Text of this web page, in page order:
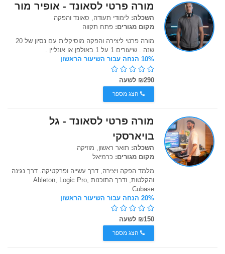
מורה פרטי לסאונד - אופיר מור
השכלה: לימודי תעודה, סאונד והפקה
מקום מגורים: פתח תקווה
מורה פרטי ליצירה והפקה מוסיקלית עם נסיון של 20
שנה . שיעורים 1 על 1 באולפן או אונליין .
10% הנחה עבור השיעור הראשון
₪290 לשעה
הצג מספר
מורה פרטי לסאונד - גל
בויארסקי
השכלה: תואר ראשון, מוזיקה
מקום מגורים: כרמיאל
מלמד הפקה ויצירה, דרך עשייה ופרקטיקה. דרך נגינה
והקלטות, ודרך התוכנות Ableton, Logic Pro,
Cubase.
20% הנחה עבור השיעור הראשון
₪150 לשעה
הצג מספר